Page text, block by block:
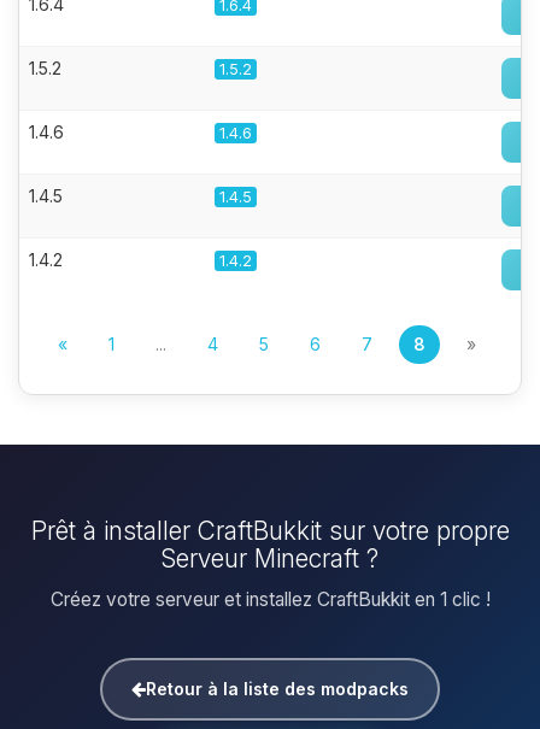
1.6.4 1.6.4
1.5.2 1.5.2
1.4.6 1.4.6
1.4.5 1.4.5
1.4.2 1.4.2
« 1 ... 4 5 6 7 8 »
Prêt à installer CraftBukkit sur votre propre
Serveur Minecraft ?
Créez votre serveur et installez CraftBukkit en 1 clic !
Retour à la liste des modpacks